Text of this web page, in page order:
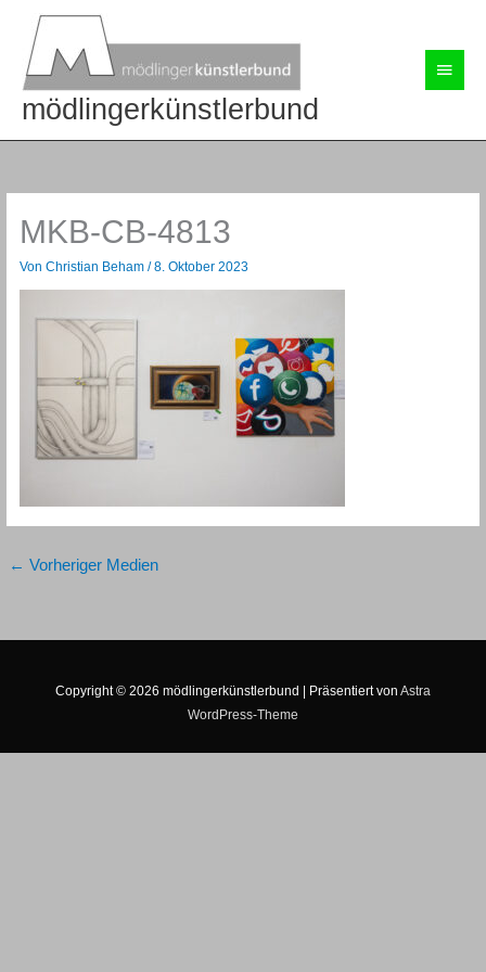
springen
mödlingerkünstlerbund
MKB-CB-4813
VonChristian Beham/8. Oktober 2023
← Vorheriger Medien
Copyright © 2026 mödlingerkünstlerbund | Präsentiert von Astra
WordPress-Theme